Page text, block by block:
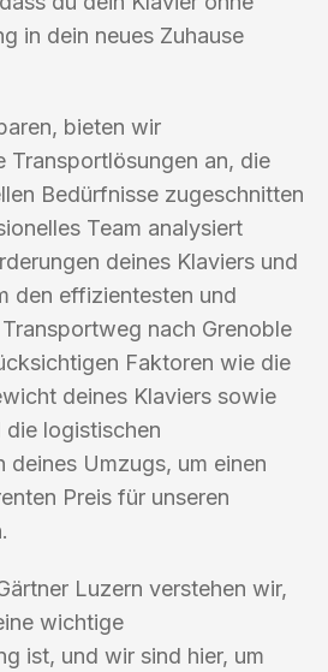
in dein neues Zuhause
bieten wir
Transportlösungen an, die
Bedürfnisse zugeschnitten
Team analysiert
deines Klaviers und
den effizientesten und
nach Grenoble
Faktoren wie die
deines Klaviers sowie
die logistischen
deines Umzugs, um einen
Preis für unseren
Luzern verstehen wir,
wichtige
ist, und wir sind hier, um